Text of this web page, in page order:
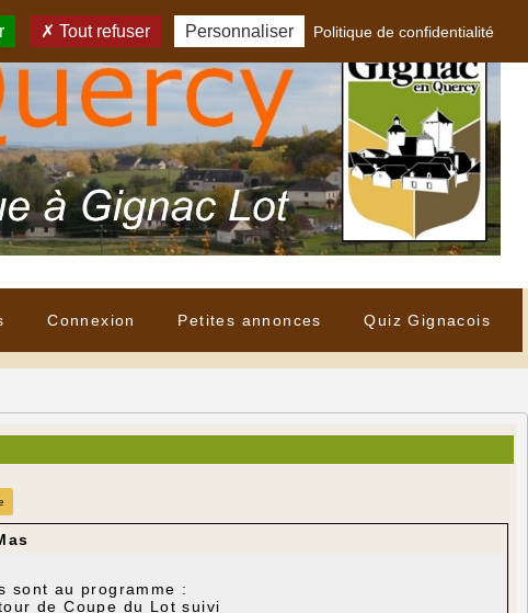
Connexion Petites annonces Quiz Gignacois
sont au programme :
de Coupe du Lot suivi
Tout refuser Personnaliser Politique de confidentialité